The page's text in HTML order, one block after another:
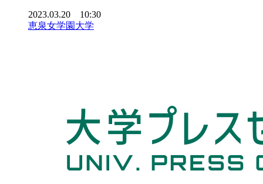
2023.03.20 10:30
恵泉女学園大学